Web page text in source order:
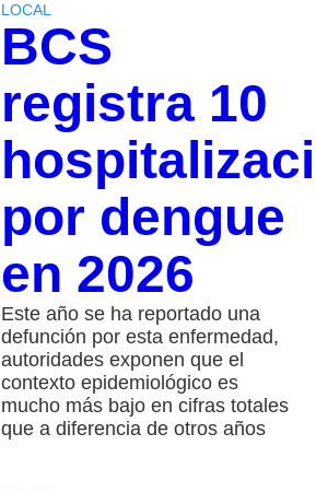
LOCAL
BCS
registra 10
por dengue
en 2026
Este año se ha reportado una
defunción por esta enfermedad,
autoridades exponen que el
contexto epidemiológico es
mucho más bajo en cifras totales
que a diferencia de otros años